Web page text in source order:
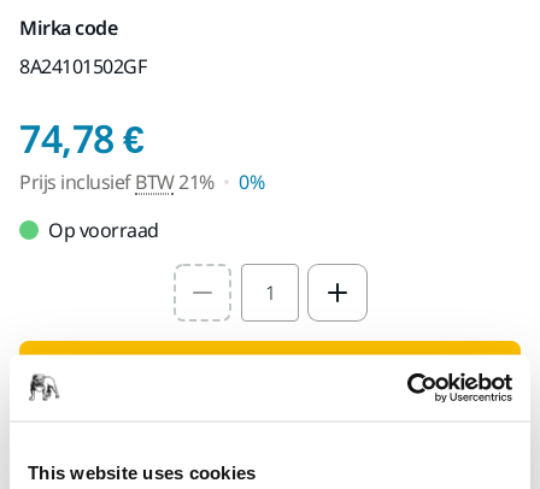
This website uses cookies
Mirka code
8A24101502GF
74,78 €Prijs inclusief BTW
Prijs inclusiefBTW21%
0%
Op voorraad
Select quantity value
Levering in België